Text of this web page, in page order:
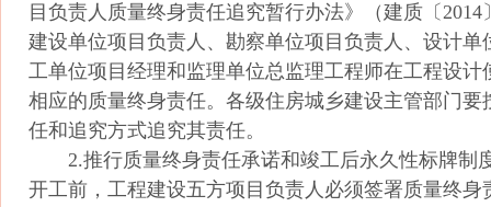
目负责人质量终身责任追究暂行办法》（建质〔2014
建设单位项目负责人、勘察单位项目负责人、设计单
工单位项目经理和监理单位总监理工程师在工程设计
相应的质量终身责任。各级住房城乡建设主管部门要
任和追究方式追究其责任。
2.推行质量终身责任承诺和竣工后永久性标牌制
开工前，工程建设五方项目负责人必须签署质量终身